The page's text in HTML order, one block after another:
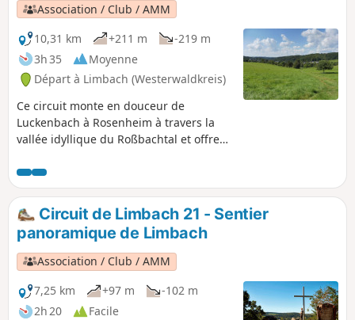
Association / Club / AMM
10,31 km
+211 m
-219 m
3h 35
Moyenne
Départ à Limbach (Westerwaldkreis)
Ce circuit monte en douceur de
Luckenbach à Rosenheim à travers la
vallée idyllique du Roßbachtal et offre
de redescendre vers Limbach à travers
la paisible vallée du Lehmbachtal.
Circuit de Limbach 21 - Sentier
panoramique de Limbach
Association / Club / AMM
7,25 km
+97 m
-102 m
2h 20
Facile